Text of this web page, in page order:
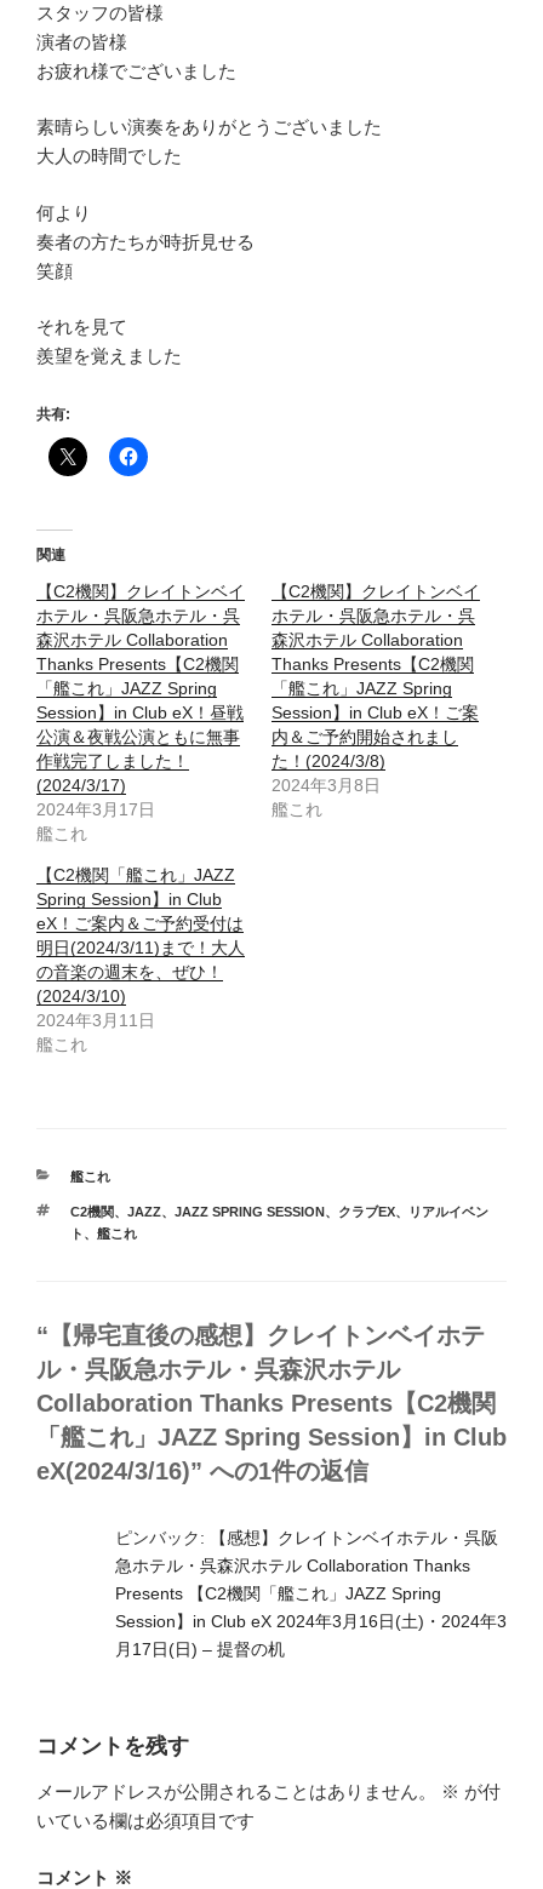
スタッフの皆様
演者の皆様
お疲れ様でございました
素晴らしい演奏をありがとうございました
大人の時間でした
何より
奏者の方たちが時折見せる
笑顔
それを見て
羨望を覚えました
共有:
関連
【C2機関】クレイトンベイ
ホテル・呉阪急ホテル・呉
森沢ホテル Collaboration
Thanks Presents【C2機関
「艦これ」JAZZ Spring
Session】in Club eX！昼戦
公演＆夜戦公演ともに無事
作戦完了しました！
(2024/3/17)
2024年3月17日
艦これ
【C2機関】クレイトンベイ
ホテル・呉阪急ホテル・呉
森沢ホテル Collaboration
Thanks Presents【C2機関
「艦これ」JAZZ Spring
Session】in Club eX！ご案
内＆ご予約開始されまし
た！(2024/3/8)
2024年3月8日
艦これ
【C2機関「艦これ」JAZZ
Spring Session】in Club
eX！ご案内＆ご予約受付は
明日(2024/3/11)まで！大人
の音楽の週末を、ぜひ！
(2024/3/10)
2024年3月11日
艦これ
カ
ゴ
リ
艦これ
タ
グ
C2機関、 JAZZ、 JAZZ SPRING SESSION、 クラブEX、
リアルイベン
ト 、 艦これ
“【帰宅直後の感想】クレイトンベイホテ
ル・呉阪急ホテル・呉森沢ホテル
Collaboration Thanks Presents【C2機関
「艦これ」JAZZ Spring Session】in Club
eX(2024/3/16)” への1件の返信
ピンバック:
【感想】クレイトンベイホテル・呉阪
急ホテル・呉森沢ホテル Collaboration Thanks
Presents 【C2機関「艦これ」JAZZ Spring
Session】in Club eX 2024年3月16日(土)・2024年3
月17日(日) – 提督の机
コメントを残す
メールアドレスが公開されることはありません。 ※ が付
いている欄は必須項目です
コメント ※